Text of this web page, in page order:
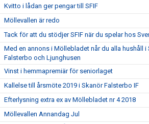
Kvitto i lådan ger pengar till SFIF
Möllevallen är redo
Tack för att du stödjer SFIF när du spelar hos
Med en annons i Möllebladet når du alla hushåll i
Falsterbo och Ljunghusen
Vinst i hemmapremiär för seniorlaget
Kallelse till årsmöte 2019 i Skanör Falsterbo IF
Efterlysning extra ex av Möllebladet nr 4 2018
Möllevallen Annandag Jul